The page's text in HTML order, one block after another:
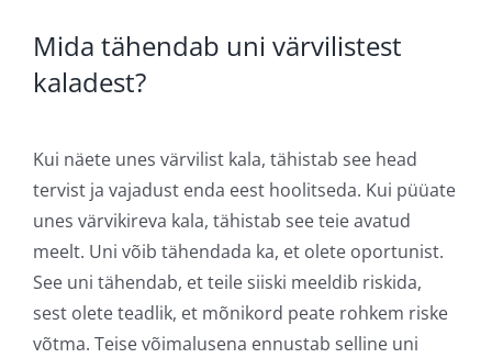
Mida tähendab uni värvilistest
kaladest?
Kui näete unes värvilist kala, tähistab see head
tervist ja vajadust enda eest hoolitseda. Kui püüate
unes värvikireva kala, tähistab see teie avatud
meelt. Uni võib tähendada ka, et olete oportunist.
See uni tähendab, et teile siiski meeldib riskida,
sest olete teadlik, et mõnikord peate rohkem riske
võtma. Teise võimalusena ennustab selline uni